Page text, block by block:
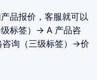
品报价，客服就可以
标签）→ A 产品咨
询（三级标签）→价